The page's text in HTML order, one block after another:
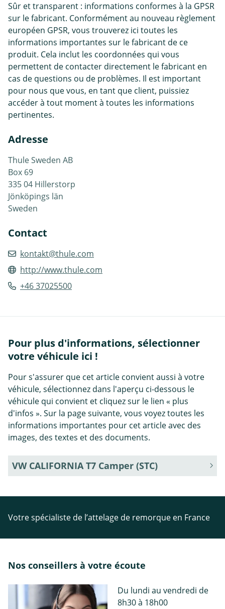
Sûr et transparent : informations conformes à la GPSR
sur le fabricant. Conformément au nouveau règlement
européen GPSR, vous trouverez ici toutes les
informations importantes sur le fabricant de ce
produit. Cela inclut les coordonnées qui vous
permettent de contacter directement le fabricant en
cas de questions ou de problèmes. Il est important
pour nous que vous, en tant que client, puissiez
accéder à tout moment à toutes les informations
pertinentes.
Adresse
Thule Sweden AB
Box 69
335 04 Hillerstorp
Jönköpings län
Sweden
Contact
kontakt@thule.com
http://www.thule.com
+46 37025500
Pour plus d'informations, sélectionner
votre véhicule ici !
Pour s'assurer que cet article convient aussi à votre
véhicule, sélectionnez dans l'aperçu ci-dessous le
véhicule qui convient et cliquez sur le lien « plus
d'infos ». Sur la page suivante, vous voyez toutes les
informations importantes pour cet article avec des
images, des textes et des documents.
VW CALIFORNIA T7 Camper (STC)
Votre spécialiste de l’attelage de remorque en France
Nos conseillers à votre écoute
Du lundi au vendredi de
8h30 à 18h00